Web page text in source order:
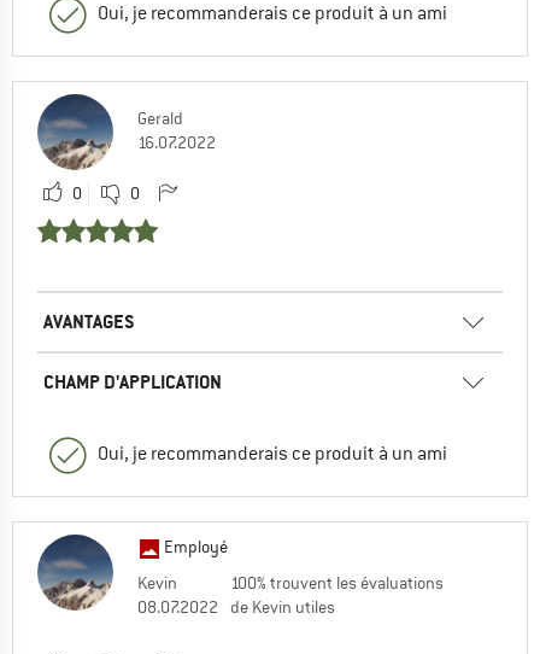
Oui, je recommanderais ce produit à un ami
Gerald
16.07.2022
0 0
AVANTAGES
CHAMP D'APPLICATION
Oui, je recommanderais ce produit à un ami
Employé
Kevin
08.07.2022
100% trouvent les évaluations
de Kevin utiles